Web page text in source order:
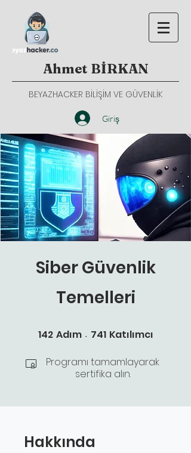
Ahmet BİRKAN
BEYAZHACKER BİLİŞİM VE GÜVENLİK
Giriş
Siber Güvenlik
Temelleri
142 Adım 142 Adım
741 Katılımcı
Programı tamamlayarak
sertifika alın.
Hakkında